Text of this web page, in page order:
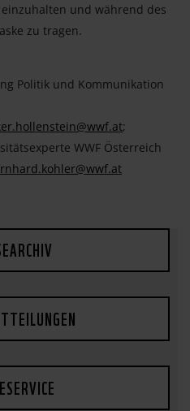
und während des
zu tragen.
Politik und Kommunikation
;
WWF Österreich